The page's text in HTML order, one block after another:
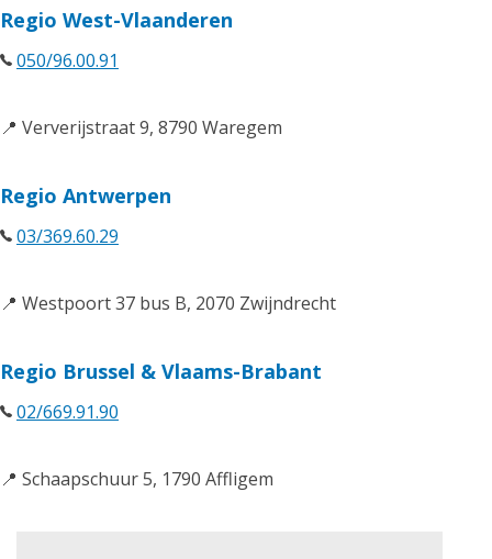
Regio West-Vlaanderen
050/96.00.91
📍 Ververijstraat 9, 8790 Waregem
Regio Antwerpen
03/369.60.29
📍 Westpoort 37 bus B, 2070 Zwijndrecht
Regio Brussel & Vlaams-Brabant
02/669.91.90
📍 Schaapschuur 5, 1790 Affligem